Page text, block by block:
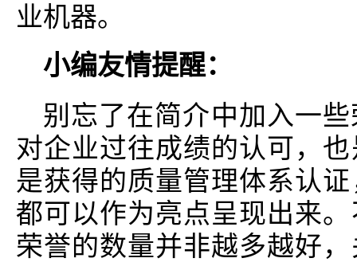
业机器。
小编友情提醒：
别忘了在简介中加入一
对企业过往成绩的认可，
是获得的质量管理体系认
都可以作为亮点呈现出来
荣誉的数量并非越多越好